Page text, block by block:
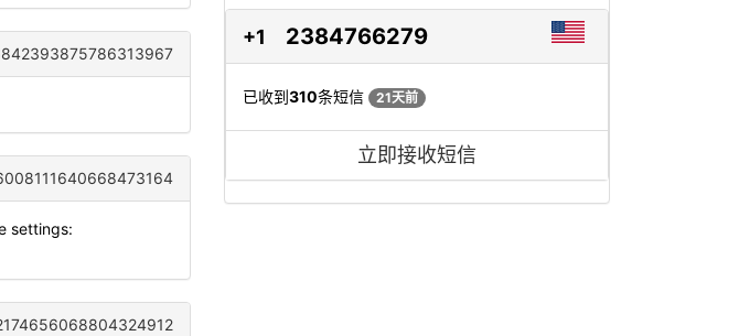
settings:
+1 2384766279
已收到310条短信 21天前
立即接收短信